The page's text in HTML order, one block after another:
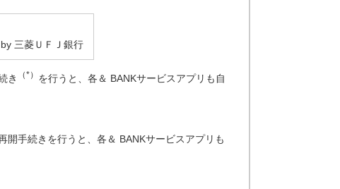
三菱ＵＦＪ銀行
き （*）
を行うと、各＆ BANKサービスアプリも自
手続きを行うと、各＆ BANKサービスアプリも